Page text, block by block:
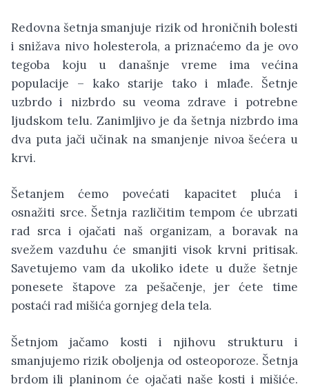
Redovna šetnja smanjuje rizik od hroničnih bolesti
i snižava nivo holesterola, a priznaćemo da je ovo
tegoba koju u današnje vreme ima većina
populacije – kako starije tako i mlađe. Šetnje
uzbrdo i nizbrdo su veoma zdrave i potrebne
ljudskom telu. Zanimljivo je da šetnja nizbrdo ima
dva puta jači učinak na smanjenje nivoa šećera u
krvi.
Šetanjem ćemo povećati kapacitet pluća i
osnažiti srce. Šetnja različitim tempom će ubrzati
rad srca i ojačati naš organizam, a boravak na
svežem vazduhu će smanjiti visok krvni pritisak.
Savetujemo vam da ukoliko idete u duže šetnje
ponesete štapove za pešačenje, jer ćete time
postaći rad mišića gornjeg dela tela.
Šetnjom jačamo kosti i njihovu strukturu i
smanjujemo rizik oboljenja od osteoporoze. Šetnja
brdom ili planinom će ojačati naše kosti i mišiće.